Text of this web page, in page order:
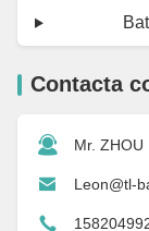
Contacta
Mr. ZHOU
Leon@tl-